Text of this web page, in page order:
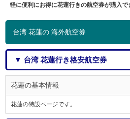
軽に便利にお得に花蓮行きの航空券が購入で
台湾 花蓮の 海外航空券
▼ 台湾 花蓮行き格安航空券
花蓮の基本情報
花蓮の特設ページです。